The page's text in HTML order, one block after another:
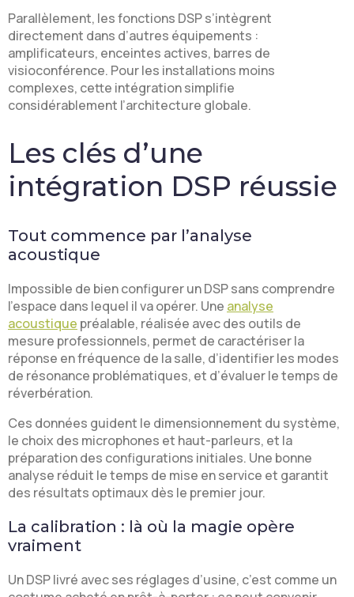
Parallèlement, les fonctions DSP s’intègrent
directement dans d’autres équipements :
amplificateurs, enceintes actives, barres de
visioconférence. Pour les installations moins
complexes, cette intégration simplifie
considérablement l’architecture globale.
Les clés d’une
intégration DSP réussie
Tout commence par l’analyse
acoustique
Impossible de bien configurer un DSP sans comprendre
l’espace dans lequel il va opérer. Une analyse
acoustique préalable, réalisée avec des outils de
mesure professionnels, permet de caractériser la
réponse en fréquence de la salle, d’identifier les modes
de résonance problématiques, et d’évaluer le temps de
réverbération.
Ces données guident le dimensionnement du système,
le choix des microphones et haut-parleurs, et la
préparation des configurations initiales. Une bonne
analyse réduit le temps de mise en service et garantit
des résultats optimaux dès le premier jour.
La calibration : là où la magie opère
vraiment
Un DSP livré avec ses réglages d’usine, c’est comme un